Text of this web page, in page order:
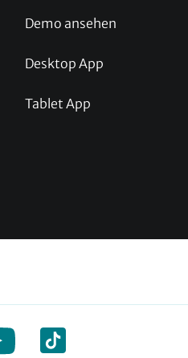
Demo ansehen
Desktop App
Tablet App